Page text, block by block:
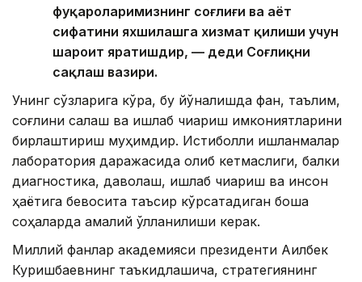
фуқароларимизнинг соғлиғи ва ҳаёт
сифатини яхшилашга хизмат қилиши учун
шароит яратишдир, — деди Соғлиқни
сақлаш вазири.
Унинг сўзларига кўра, бу йўналишда фан, таълим,
соғлиқни сақлаш ва ишлаб чиқариш имкониятларини
бирлаштириш муҳимдир. Истиқболли ишланмалар
лаборатория даражасида қолиб кетмаслиги, балки
диагностика, даволаш, ишлаб чиқариш ва инсон
ҳаётига бевосита таъсир кўрсатадиган бошқа
соҳаларда амалий қўлланилиши керак.
Миллий фанлар академияси президенти Ақилбек
Куришбаевнинг таъкидлашича, стратегиянинг